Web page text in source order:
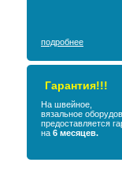
подробнее
Гарантия!!!
На швейное,
вязальное
предоставляется
на 6 месяцев.